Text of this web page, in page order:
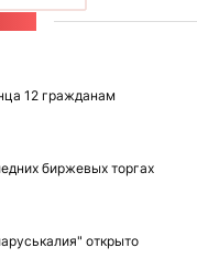
12 гражданам
биржевых торгах
открыто